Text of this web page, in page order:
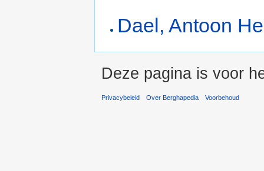
Dael, Antoon
Deze pagina is voor
Privacybeleid Over Berghapedia Voorbehoud